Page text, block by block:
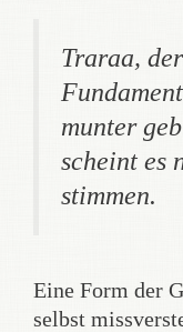
Traraa,
munter
scheint es
stimmen.
Eine Form der
selbst